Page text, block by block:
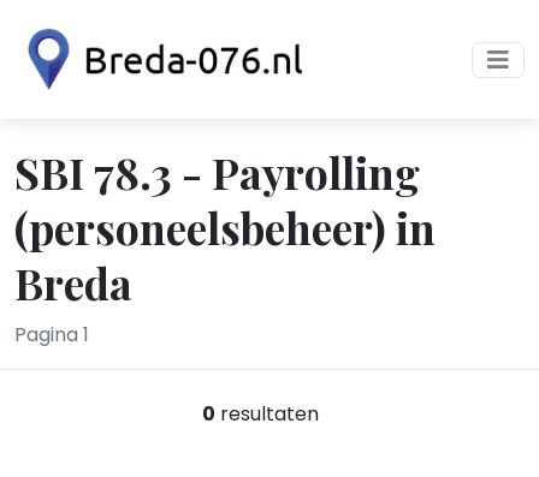
SBI 78.3 - Payrolling
(personeelsbeheer) in
Breda
Pagina 1
0 resultaten